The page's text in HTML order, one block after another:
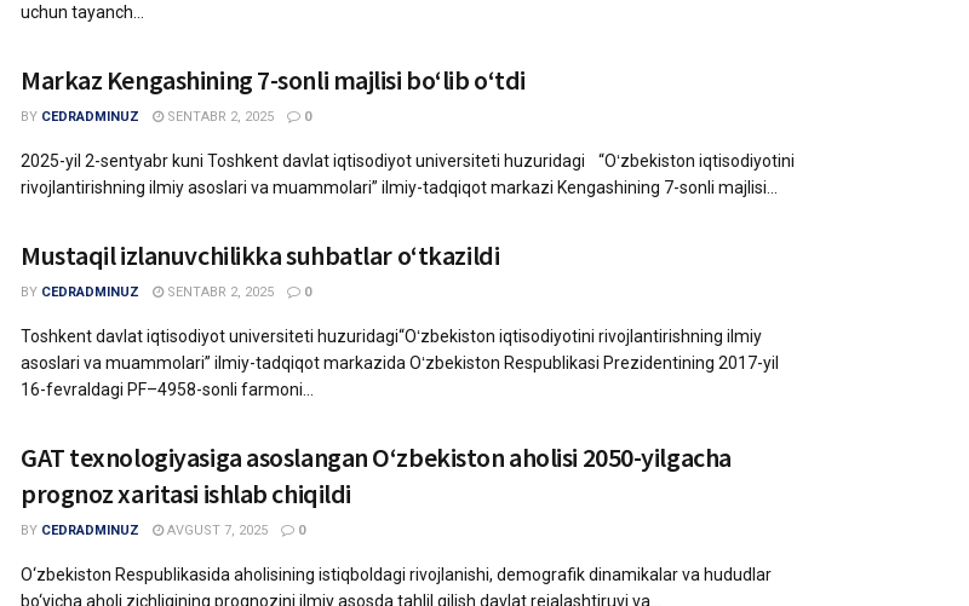
uchun tayanch...
Markaz Kengashining 7-sonli majlisi boʻlib oʻtdi
BY CEDRADMINUZ SENTABR 2, 2025 0
2025-yil 2-sentyabr kuni Toshkent davlat iqtisodiyot universiteti huzuridagi “Oʻzbekiston iqtisodiyotini
rivojlantirishning ilmiy asoslari va muammolari” ilmiy-tadqiqot markazi Kengashining 7-sonli majlisi...
Mustaqil izlanuvchilikka suhbatlar oʻtkazildi
BY CEDRADMINUZ SENTABR 2, 2025 0
Toshkent davlat iqtisodiyot universiteti huzuridagi“Oʻzbekiston iqtisodiyotini rivojlantirishning ilmiy
asoslari va muammolari” ilmiy-tadqiqot markazida Oʻzbekiston Respublikasi Prezidentining 2017-yil
16-fevraldagi PF–4958-sonli farmoni...
GAT texnologiyasiga asoslangan O‘zbekiston aholisi 2050-yilgacha
prognoz xaritasi ishlab chiqildi
BY CEDRADMINUZ AVGUST 7, 2025 0
O‘zbekiston Respublikasida aholisining istiqboldagi rivojlanishi, demografik dinamikalar va hududlar
bo‘yicha aholi zichligining prognozini ilmiy asosda tahlil qilish davlat rejalashtiruvi va...